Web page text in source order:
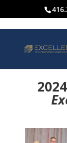
2024